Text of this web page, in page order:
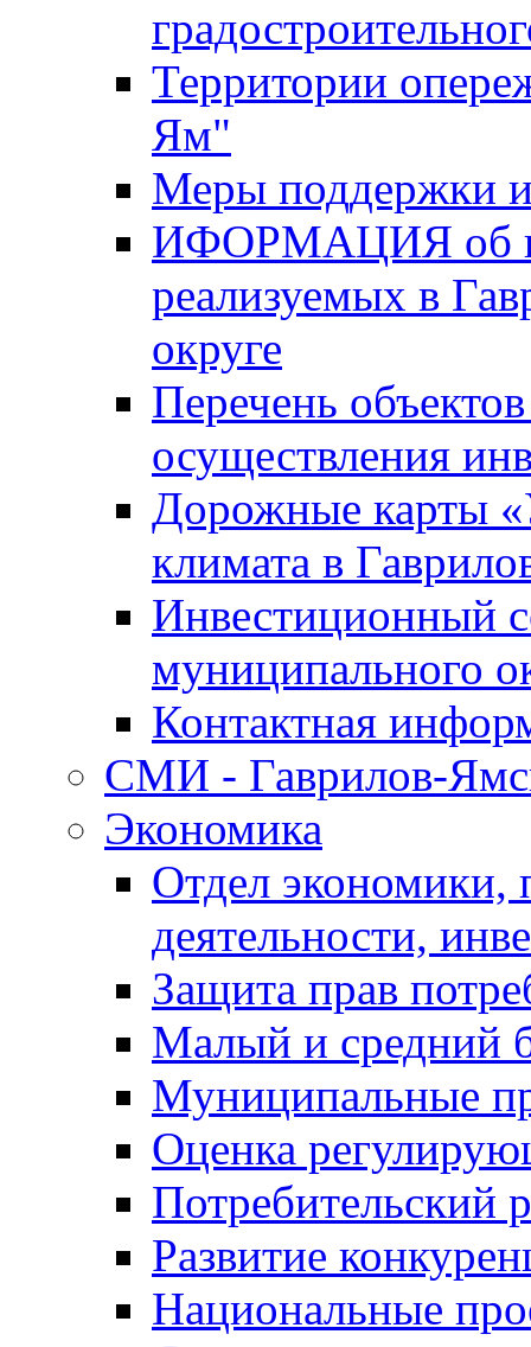
Территории
Ям"
Меры поддержки
ИФОРМАЦИЯ об
реализуемых в
округе
Перечень
осуществления
Дорожные карты
климата в
Инвестиционный
муниципального
Контактная
СМИ - Гаврилов-
Экономика
Отдел экономики,
деятельности,
Защита прав
Малый и средний
Муниципальные
Оценка
Потребительский
Развитие
Национальные